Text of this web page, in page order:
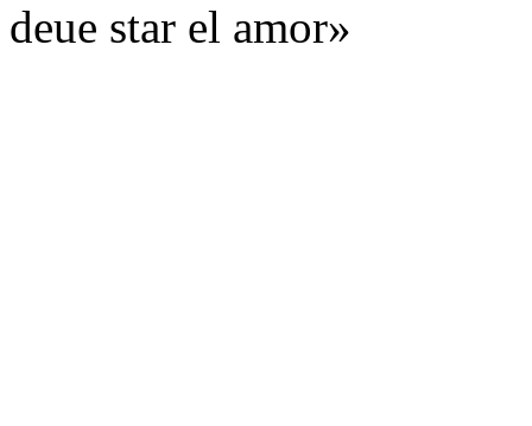
deue star el amor»